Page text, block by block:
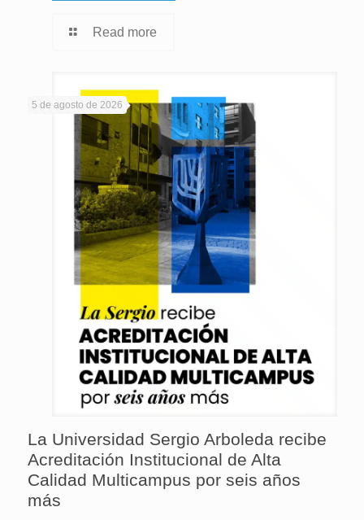
Read more
5 de agosto de 2026
La Universidad Sergio Arboleda recibe
Acreditación Institucional de Alta
Calidad Multicampus por seis años
más